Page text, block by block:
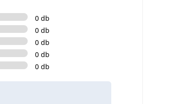
0 db
0 db
0 db
0 db
0 db